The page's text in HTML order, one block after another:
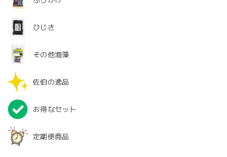
ひじき
その他海藻
佐伯の逸品
お得なセット
定期便商品